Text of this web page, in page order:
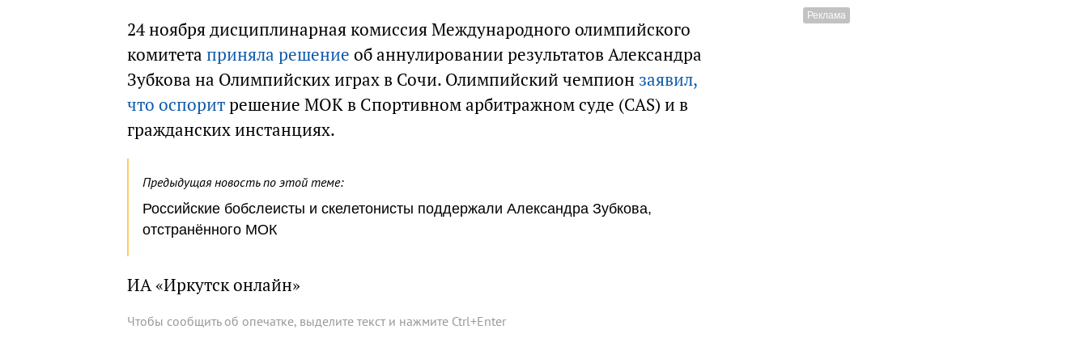
24 ноября дисциплинарная комиссия Международного олимпийского
комитета приняла решение об аннулировании результатов Александра
Зубкова на Олимпийских играх в Сочи. Олимпийский чемпион заявил,
что оспоритрешение МОК в Спортивном арбитражном суде (CAS) и в
гражданских инстанциях.
Предыдущая новость по этой теме:
Российские бобслеисты и скелетонисты поддержали Александра Зубкова,
отстранённого МОК
ИА «Иркутск онлайн»
Чтобы сообщить об опечатке, выделите текст и нажмите Ctrl+Enter